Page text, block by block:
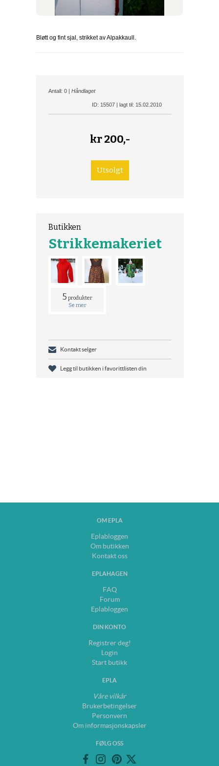
Bløtt og fint sjal, strikket av Alpakkaull.
Antall: 0 | Håndlaget
ID: 15507 | lagt til: 15.02.2010
kr200,-
Butikken
Strikkemakeriet
5 produkter
Se mer
Kontakt selger
Legg til butikken i favorittlisten din
OM EPLA
Eplabloggen
Om butikken
Kontakt oss
EPLAHAGEN
FAQ
Forum
Eplabloggen
DIN KONTO
Registrer deg!
Login
Start butikk
EPLA
Våre vilkår
Brukerbetingelser
Personvern
Om informasjonskapsler
FØLG OSS